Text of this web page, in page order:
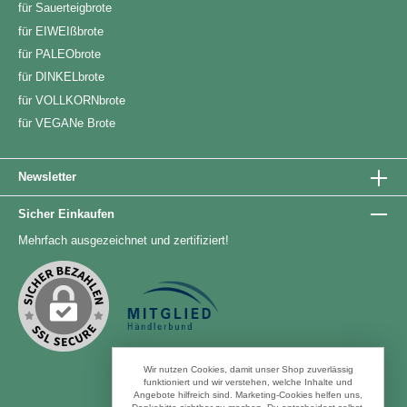
für Sauerteigbrote
für EIWEIßbrote
für PALEObrote
für DINKELbrote
für VOLLKORNbrote
für VEGANe Brote
Newsletter
Sicher Einkaufen
Mehrfach ausgezeichnet und zertifiziert!
Zahlungsarten
Wir nutzen Cookies, damit unser Shop zuverlässig
funktioniert und wir verstehen, welche Inhalte und
Angebote hilfreich sind. Marketing-Cookies helfen uns,